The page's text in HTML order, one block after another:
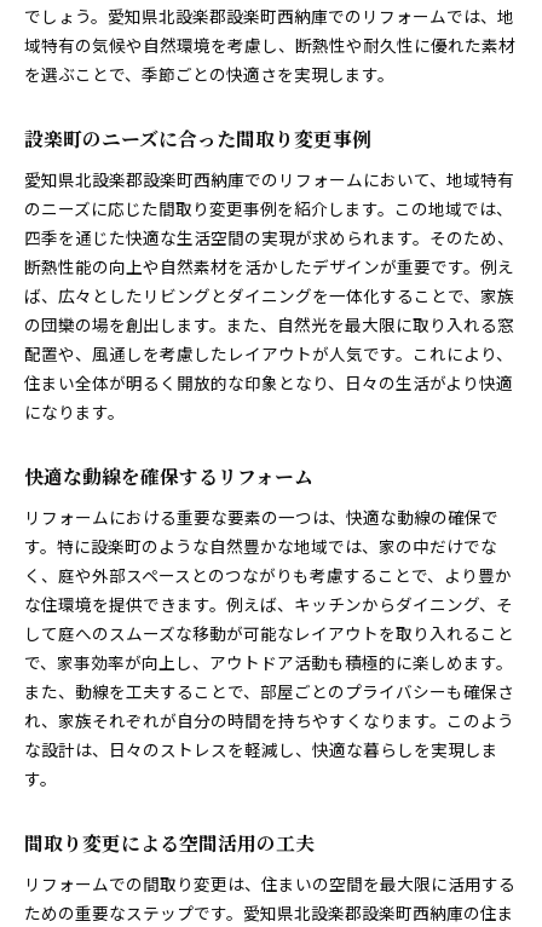
でしょう。愛知県北設楽郡設楽町西納庫でのリフォームでは、地
域特有の気候や自然環境を考慮し、断熱性や耐久性に優れた素材
を選ぶことで、季節ごとの快適さを実現します。
設楽町のニーズに合った間取り変更事例
愛知県北設楽郡設楽町西納庫でのリフォームにおいて、地域特有
のニーズに応じた間取り変更事例を紹介します。この地域では、
四季を通じた快適な生活空間の実現が求められます。そのため、
断熱性能の向上や自然素材を活かしたデザインが重要です。例え
ば、広々としたリビングとダイニングを一体化することで、家族
の団欒の場を創出します。また、自然光を最大限に取り入れる窓
配置や、風通しを考慮したレイアウトが人気です。これにより、
住まい全体が明るく開放的な印象となり、日々の生活がより快適
になります。
快適な動線を確保するリフォーム
リフォームにおける重要な要素の一つは、快適な動線の確保で
す。特に設楽町のような自然豊かな地域では、家の中だけでな
く、庭や外部スペースとのつながりも考慮することで、より豊か
な住環境を提供できます。例えば、キッチンからダイニング、そ
して庭へのスムーズな移動が可能なレイアウトを取り入れること
で、家事効率が向上し、アウトドア活動も積極的に楽しめます。
また、動線を工夫することで、部屋ごとのプライバシーも確保さ
れ、家族それぞれが自分の時間を持ちやすくなります。このよう
な設計は、日々のストレスを軽減し、快適な暮らしを実現しま
す。
間取り変更による空間活用の工夫
リフォームでの間取り変更は、住まいの空間を最大限に活用する
ための重要なステップです。愛知県北設楽郡設楽町西納庫の住ま